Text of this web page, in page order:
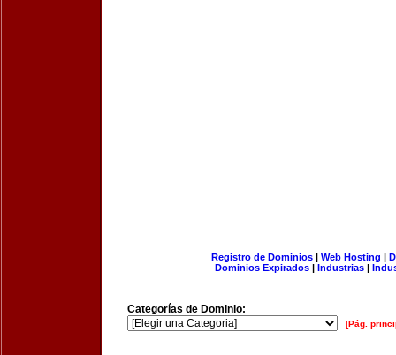
Registro de Dominios| Web Hosting |
Dominios Expirados | Industrias |
Categorías de Dominio:
[Pág.